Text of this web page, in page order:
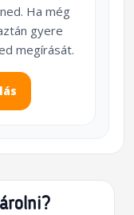
Ha még
gyere
megírását.